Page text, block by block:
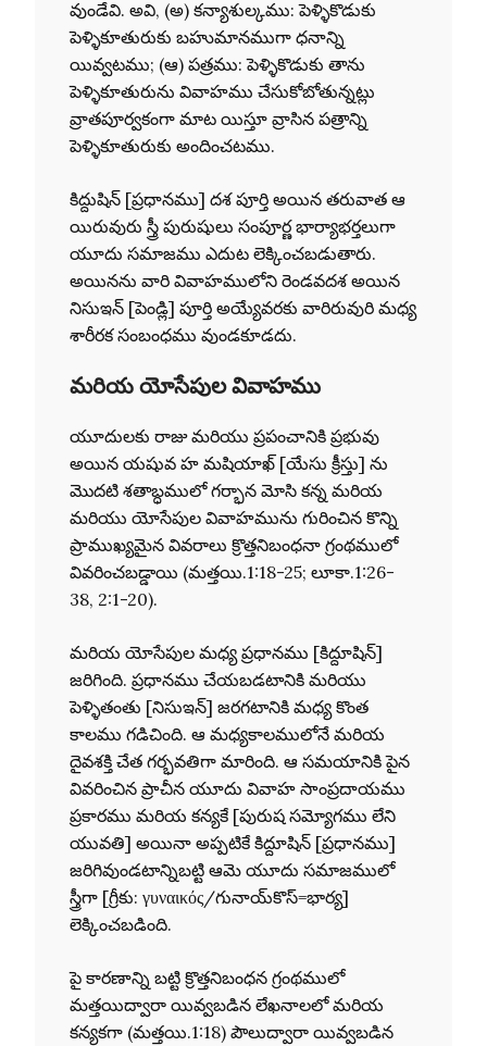
వుండేవి. అవి, (అ) కన్యాశుల్కము: పెళ్ళికొడుకు
పెళ్ళికూతురుకు బహుమానముగా ధనాన్ని
యివ్వటము; (ఆ) పత్రము: పెళ్ళికొడుకు తాను
పెళ్ళికూతురును వివాహము చేసుకోబోతున్నట్లు
వ్రాతపూర్వకంగా మాట యిస్తూ వ్రాసిన పత్రాన్ని
పెళ్ళికూతురుకు అందించటము.
కిద్దుషిన్ [ప్రధానము] దశ పూర్తి అయిన తరువాత ఆ
యిరువురు స్త్రీ పురుషులు సంపూర్ణ భార్యాభర్తలుగా
యూదు సమాజము ఎదుట లెక్కించబడుతారు.
అయినను వారి వివాహములోని రెండవదశ అయిన
నిసుఇన్ [పెండ్లి] పూర్తి అయ్యేవరకు వారిరువురి మధ్య
శారీరక సంబంధము వుండకూడదు.
మరియ యోసేపుల వివాహము
యూదులకు రాజు మరియు ప్రపంచానికి ప్రభువు
అయిన యషువ హ మషియాఖ్ [యేసు క్రీస్తు] ను
మొదటి శతాబ్ధములో గర్భాన మోసి కన్న మరియ
మరియు యోసేపుల వివాహమును గురించిన కొన్ని
ప్రాముఖ్యమైన వివరాలు క్రొత్తనిబంధనా గ్రంథములో
వివరించబడ్డాయి (మత్తయి.1:18-25; లూకా.1:26-
38, 2:1-20).
మరియ యోసేపుల మధ్య ప్రధానము [కిద్దూషిన్]
జరిగింది. ప్రధానము చేయబడటానికి మరియు
పెళ్ళితంతు [నిసుఇన్] జరగటానికి మధ్య కొంత
కాలము గడిచింది. ఆ మధ్యకాలములోనే మరియ
దైవశక్తి చేత గర్భవతిగా మారింది. ఆ సమయానికి పైన
వివరించిన ప్రాచీన యూదు వివాహ సాంప్రదాయము
ప్రకారము మరియ కన్యకే [పురుష సమ్యోగము లేని
యువతి] అయినా అప్పటికే కిద్దూషిన్ [ప్రధానము]
జరిగివుండటాన్నిబట్టి ఆమె యూదు సమాజములో
స్త్రీగా [గ్రీకు: γυναικός/గునాయ్‌కొస్=భార్య]
లెక్కించబడింది.
పై కారణాన్ని బట్టి క్రొత్తనిబంధన గ్రంథములో
మత్తయిద్వారా యివ్వబడిన లేఖనాలలో మరియ
కన్యకగా (మత్తయి.1:18) పౌలుద్వారా యివ్వబడిన